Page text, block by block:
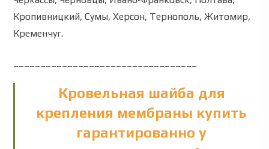
Кропивницкий, Сумы, Херсон, Тернополь, Житомир,
Кременчуг.
Кровельная шайба для
крепления мембраны купить
гарантированно у